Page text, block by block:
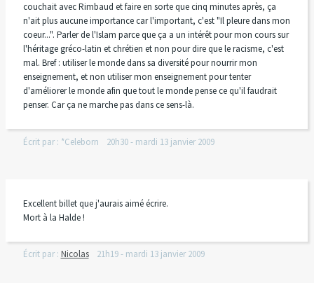
couchait avec Rimbaud et faire en sorte que cinq minutes après, ça
n'ait plus aucune importance car l'important, c'est "Il pleure dans mon
coeur...". Parler de l'Islam parce que ça a un intérêt pour mon cours sur
l'héritage gréco-latin et chrétien et non pour dire que le racisme, c'est
mal. Bref : utiliser le monde dans sa diversité pour nourrir mon
enseignement, et non utiliser mon enseignement pour tenter
d'améliorer le monde afin que tout le monde pense ce qu'il faudrait
penser. Car ça ne marche pas dans ce sens-là.
Écrit par : *Celeborn 20h30- mardi 13 janvier 2009
Excellent billet que j'aurais aimé écrire.
Mort à la Halde !
Écrit par : Nicolas 21h19- mardi 13 janvier 2009